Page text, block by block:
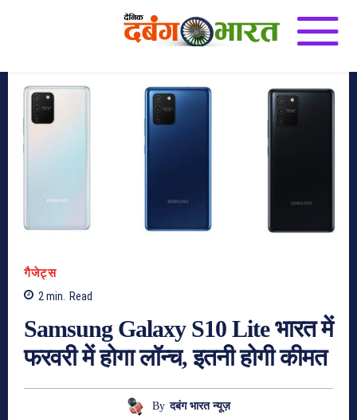
गैजेट्स
2 min. Read
Samsung Galaxy S10 Lite भारत में
फरवरी में होगा लॉन्च, इतनी होगी कीमत
By दबंग भारत न्यूज़